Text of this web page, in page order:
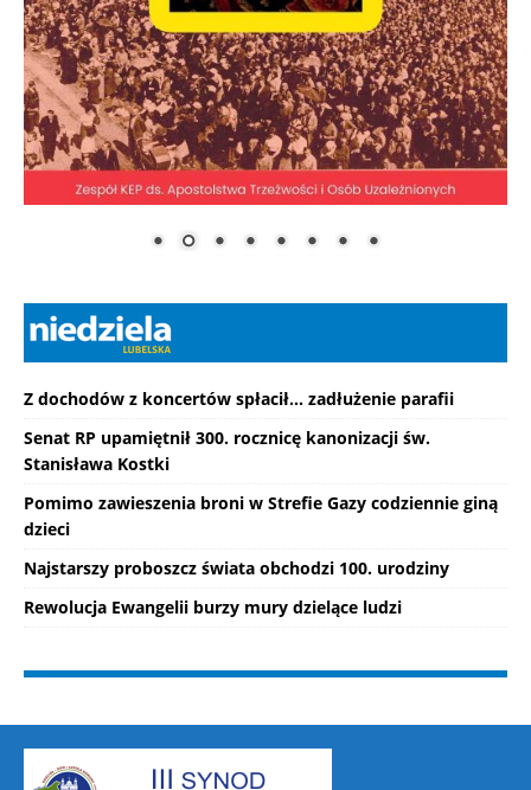
Z dochodów z koncertów spłacił... zadłużenie parafii
Senat RP upamiętnił 300. rocznicę kanonizacji św.
Stanisława Kostki
Pomimo zawieszenia broni w Strefie Gazy codziennie giną
dzieci
Najstarszy proboszcz świata obchodzi 100. urodziny
Rewolucja Ewangelii burzy mury dzielące ludzi